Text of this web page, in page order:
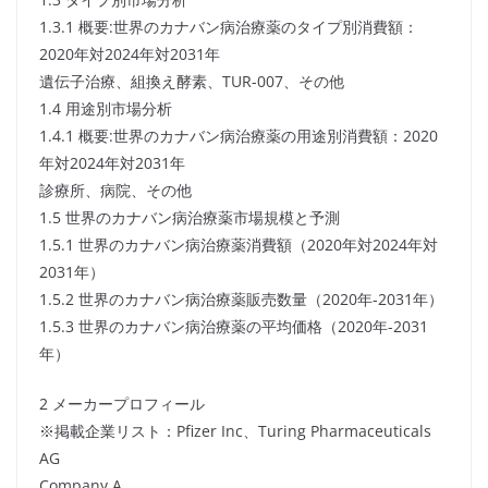
1.3.1 概要:世界のカナバン病治療薬のタイプ別消費額：
2020年対2024年対2031年
遺伝子治療、組換え酵素、TUR-007、その他
1.4 用途別市場分析
1.4.1 概要:世界のカナバン病治療薬の用途別消費額：2020
年対2024年対2031年
診療所、病院、その他
1.5 世界のカナバン病治療薬市場規模と予測
1.5.1 世界のカナバン病治療薬消費額（2020年対2024年対
2031年）
1.5.2 世界のカナバン病治療薬販売数量（2020年-2031年）
1.5.3 世界のカナバン病治療薬の平均価格（2020年-2031
年）
2 メーカープロフィール
※掲載企業リスト：Pfizer Inc、Turing Pharmaceuticals
AG